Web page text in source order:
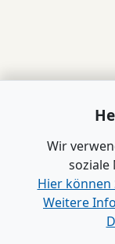
Wir
soziale
Hier können
Weitere